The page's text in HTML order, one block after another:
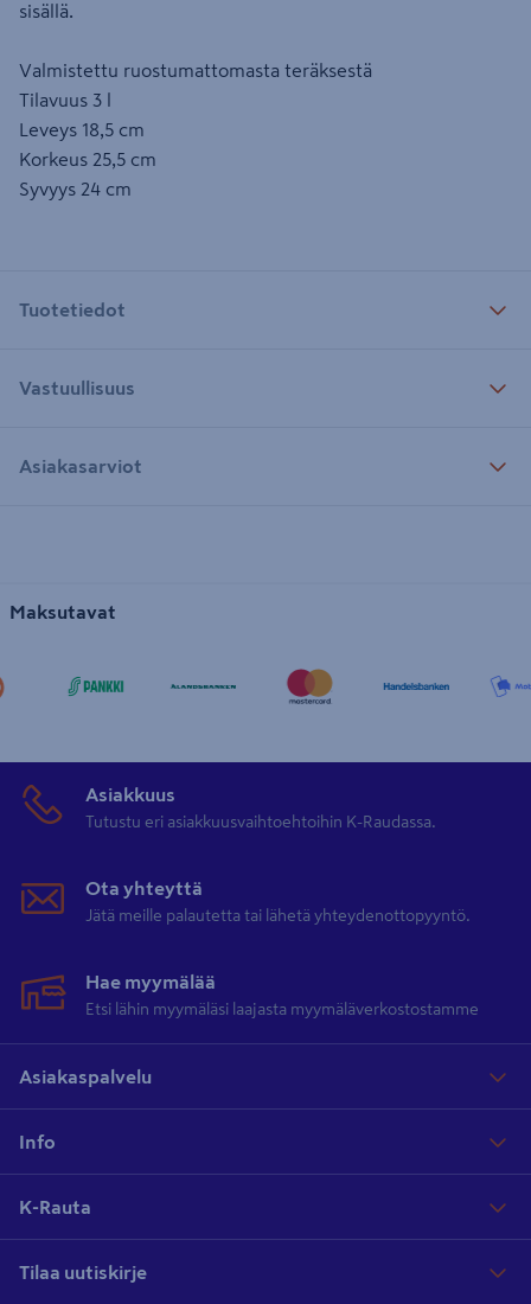
sisällä.
Valmistettu ruostumattomasta teräksestä
Tilavuus 3 l
Leveys 18,5 cm
Korkeus 25,5 cm
Syvyys 24 cm
Tuotetiedot
Vastuullisuus
Asiakasarviot
Maksutavat
Asiakkuus
Tutustu eri asiakkuusvaihtoehtoihin K-Raudassa.
Ota yhteyttä
Jätä meille palautetta tai lähetä yhteydenottopyyntö.
Hae myymälää
Etsi lähin myymäläsi laajasta myymäläverkostostamme
Asiakaspalvelu
Info
K-Rauta
Tilaa uutiskirje